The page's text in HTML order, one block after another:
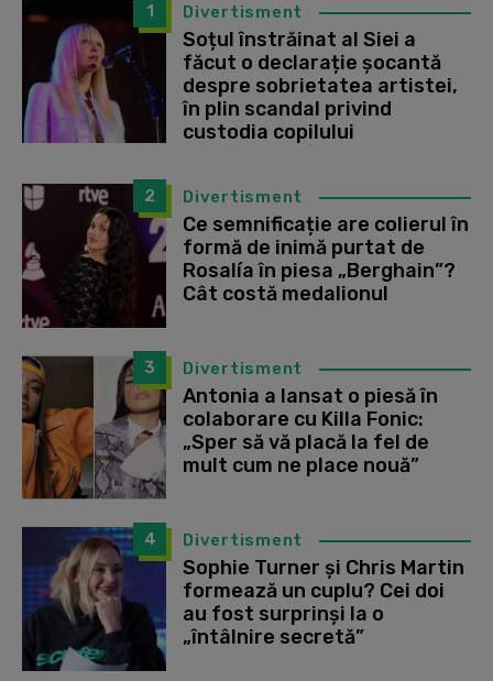
1 Divertisment
Soțul înstrăinat al Siei a
făcut o declarație șocantă
despre sobrietatea artistei,
în plin scandal privind
custodia copilului
2 Divertisment
Ce semnificație are colierul în
formă de inimă purtat de
Rosalía în piesa „Berghain”?
Cât costă medalionul
3 Divertisment
Antonia a lansat o piesă în
colaborare cu Killa Fonic:
„Sper să vă placă la fel de
mult cum ne place nouă”
4 Divertisment
Sophie Turner și Chris Martin
formează un cuplu? Cei doi
au fost surprinși la o
„întâlnire secretă”